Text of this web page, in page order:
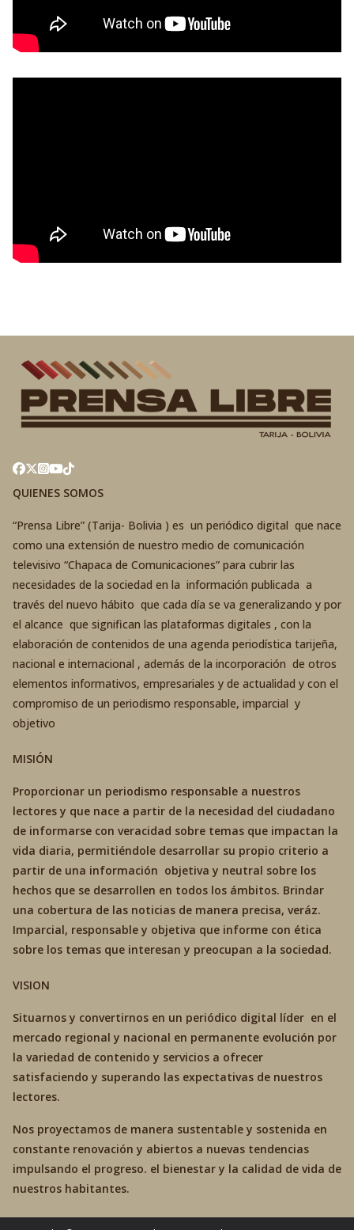
QUIENES SOMOS
“Prensa Libre” (Tarija- Bolivia ) es un periódico digital que nace
como una extensión de nuestro medio de comunicación
televisivo “Chapaca de Comunicaciones” para cubrir las
necesidades de la sociedad en la información publicada a
través del nuevo hábito que cada día se va generalizando y por
el alcance que significan las plataformas digitales , con la
elaboración de contenidos de una agenda periodística tarijeña,
nacional e internacional , además de la incorporación de otros
elementos informativos, empresariales y de actualidad y con el
compromiso de un periodismo responsable, imparcial y
objetivo
MISIÓN
Proporcionar un periodismo responsable a nuestros
lectores y que nace a partir de la necesidad del ciudadano
de informarse con veracidad sobre temas que impactan la
vida diaria, permitiéndole desarrollar su propio criterio a
partir de una información objetiva y neutral sobre los
hechos que se desarrollen en todos los ámbitos. Brindar
una cobertura de las noticias de manera precisa, veráz.
Imparcial, responsable y objetiva que informe con ética
sobre los temas que interesan y preocupan a la sociedad.
VISION
Situarnos y convertirnos en un periódico digital líder en el
mercado regional y nacional en permanente evolución por
la variedad de contenido y servicios a ofrecer
satisfaciendo y superando las expectativas de nuestros
lectores.
Nos proyectamos de manera sustentable y sostenida en
constante renovación y abiertos a nuevas tendencias
impulsando el progreso. el bienestar y la calidad de vida de
nuestros habitantes.